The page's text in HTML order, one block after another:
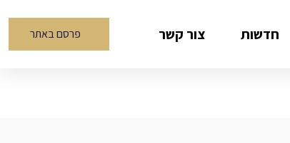
חדשות צור קשר פרסם באתר